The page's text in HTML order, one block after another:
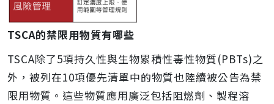
TSCA的禁限用物質有哪些
TSCA除了5項持久性與生物累積性毒性物質(PBTs)之
外，被列在10項優先清單中的物質也陸續被公告為禁
限用物質。這些物質應用廣泛包括阻燃劑、製程溶